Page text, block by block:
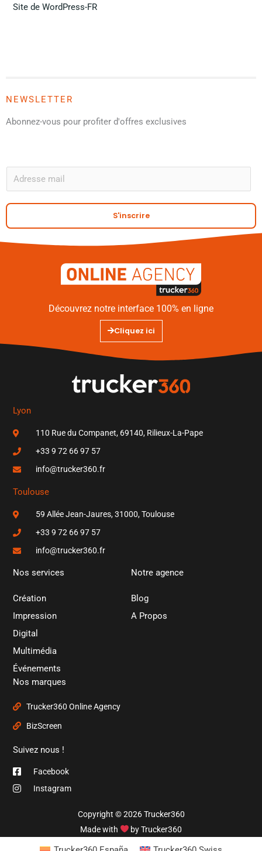
Site de WordPress-FR
NEWSLETTER
Abonnez-vous pour profiter d'offres exclusives
m
a
S'inscrire
Découvrez notre interface 100% en ligne
Cliquez ici
Lyon
110 Rue du Companet, 69140, Rilieux-La-Pape
+33 9 72 66 97 57
info@trucker360.fr
Toulouse
59 Allée Jean-Jaures, 31000, Toulouse
+33 9 72 66 97 57
info@trucker360.fr
Nos services
Création
Impression
Digital
Multimédia
Événements
Notre agence
Blog
A Propos
Nos marques
Trucker360 Online Agency
BizScreen
Suivez nous !
Facebook
Instagram
Copyright © 2026 Trucker360
Made with
by Trucker360